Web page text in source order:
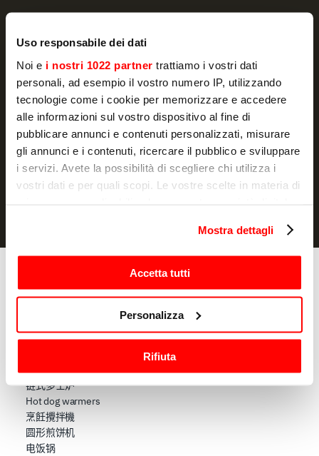
Uso responsabile dei dati
Noi e i nostri 1022 partner trattiamo i vostri dati
personali, ad esempio il vostro numero IP, utilizzando
tecnologie come i cookie per memorizzare e accedere
alle informazioni sul vostro dispositivo al fine di
pubblicare annunci e contenuti personalizzati, misurare
gli annunci e i contenuti, ricercare il pubblico e sviluppare
i servizi. Avete la possibilità di scegliere chi utilizza i
vostri dati e per quali scopi. Le vostre scelte in materia di
modificare o revocare il proprio consenso in qualsiasi
momento dalla Dichiarazione sui cookie o facendo clic
sull'icona di attivazione della privacy.
raccogliere informazioni sulla tua posizione
geografica, con un'approssimazione di qualche
Identificare il tuo dispositivo, scansionandolo
attivamente alla ricerca di caratteristiche specifiche
(impronte digitali).
Approfondisci come vengono elaborati i tuoi dati personali
e imposta le tue preferenze nella
Mostra dettagli
Accetta tutti
Personalizza
Rifiuta
NEWSLETTER
Promotions and news, directly in your email
我声明我已阅读过信息通知
并授权处理我的个人数据以用于营销
目的
烤箱
低温慢煮机
煮面炉
链式多士炉
Hot dog warmers
烹飪攪拌機
圆形煎饼机
电饭锅